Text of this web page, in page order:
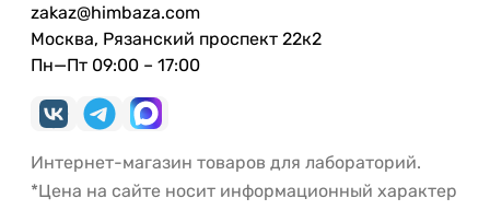
zakaz@himbaza.com
Москва, Рязанский проспект 22к2
Пн—Пт 09:00 – 17:00
Интернет-магазин товаров для лабораторий.
*Цена на сайте носит информационный характер